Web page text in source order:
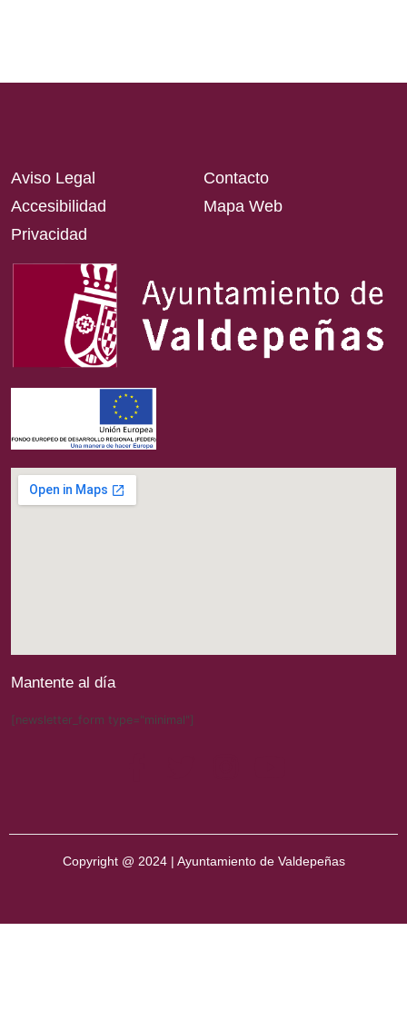
Aviso Legal
Accesibilidad
Privacidad
Contacto
Mapa Web
Mantente al día
[newsletter_form type="minimal"]
Copyright @ 2024 | Ayuntamiento de Valdepeñas